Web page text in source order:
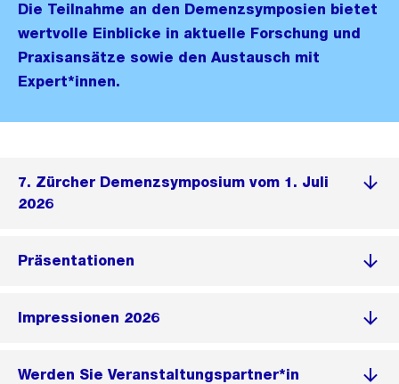
Die Teilnahme an den Demenzsymposien bietet
wertvolle Einblicke in aktuelle Forschung und
Praxisansätze sowie den Austausch mit
Expert*innen.
7. Zürcher Demenzsymposium vom 1. Juli
2026
Präsentationen
Impressionen 2026
Werden Sie Veranstaltungspartner*in